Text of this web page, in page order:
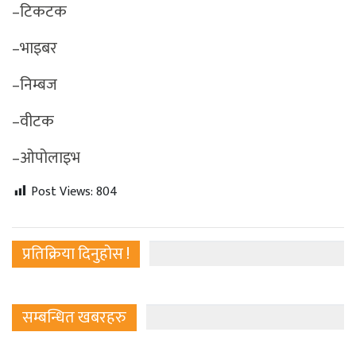
–टिकटक
–भाइबर
–निम्बज
–वीटक
–ओपोलाइभ
Post Views:804
प्रतिक्रिया दिनुहोस !
सम्बन्धित खबरहरु